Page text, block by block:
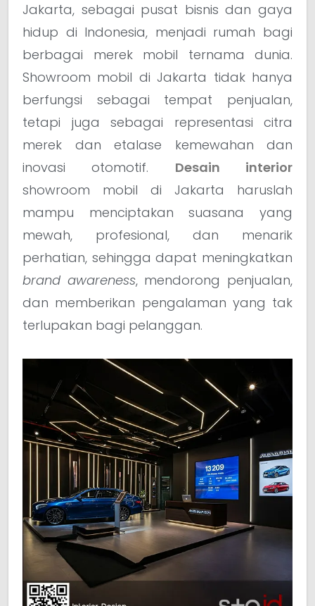
Jakarta, sebagai pusat bisnis dan gaya
hidup di Indonesia, menjadi rumah bagi
berbagai merek mobil ternama dunia.
Showroom mobil di Jakarta tidak hanya
berfungsi sebagai tempat penjualan,
tetapi juga sebagai representasi citra
merek dan etalase kemewahan dan
inovasi otomotif. Desain interior
showroom mobil di Jakarta haruslah
mampu menciptakan suasana yang
mewah, profesional, dan menarik
perhatian, sehingga dapat meningkatkan
brand awareness, mendorong penjualan,
dan memberikan pengalaman yang tak
terlupakan bagi pelanggan.